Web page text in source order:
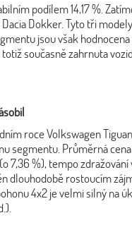
podílem 14,17 %.
Dokker. Tyto tři
jsou však
současně zahrnuta
roce Volkswagen
segmentu. Průměrná
7,36 %), tempo
dlouhodobě rostoucím
4x2 je velmi silný na